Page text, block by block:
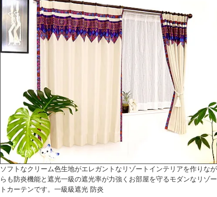
ソフトなクリーム色生地がエレガントなリゾートインテリアを作りなが
らも防炎機能と遮光一級の遮光率が力強くお部屋を守るモダンなリゾー
トカーテンです。一級級遮光 防炎